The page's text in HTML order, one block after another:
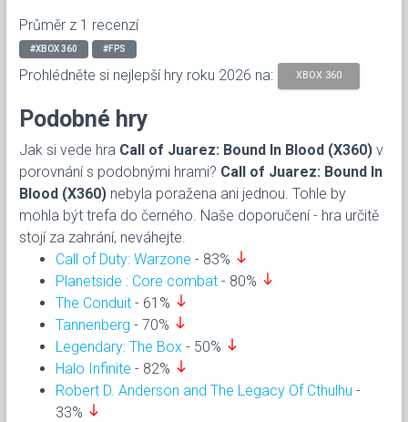
Průměr z 1 recenzí
#XBOX 360 #FPS
Prohlédněte si nejlepší hry roku 2026 na: XBOX 360
Podobné hry
Jak si vede hra Call of Juarez: Bound In Blood (X360) v
porovnání s podobnými hrami? Call of Juarez: Bound In
Blood (X360) nebyla poražena ani jednou. Tohle by
mohla být trefa do černého. Naše doporučení - hra určitě
stojí za zahrání, neváhejte.
Call of Duty: Warzone - 83% south
Planetside : Core combat - 80% south
The Conduit - 61% south
Tannenberg - 70% south
Legendary: The Box - 50% south
Halo Infinite - 82% south
Robert D. Anderson and The Legacy Of Cthulhu -
33% south